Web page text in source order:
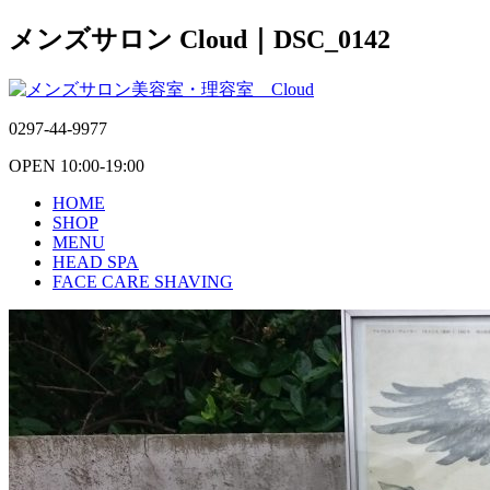
メンズサロン Cloud｜DSC_0142
0297-44-9977
OPEN 10:00-19:00
HOME
SHOP
MENU
HEAD SPA
FACE CARE SHAVING